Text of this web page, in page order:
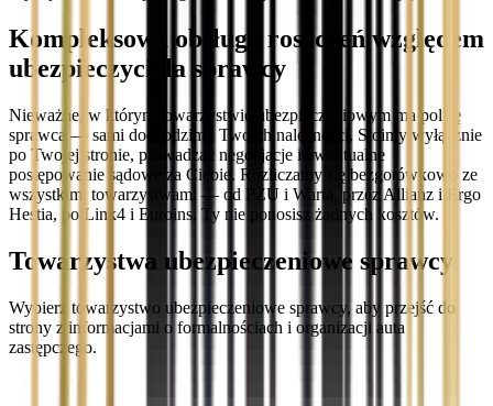
Kompleksowa obsługa roszczeń względem
ubezpieczyciela sprawcy
Nieważne, w którym towarzystwie ubezpieczeniowym ma polisę
sprawca — sami dochodzimy Twoich należności. Stoimy wyłącznie
po Twojej stronie, prowadząc negocjacje i ewentualne
postępowanie sądowe za Ciebie. Rozliczamy się bezgotówkowo ze
wszystkimi towarzystwami — od PZU i Warta, przez Allianz i Ergo
Hestia, po Link4 i Euroins. Ty nie ponosisz żadnych kosztów.
Towarzystwa ubezpieczeniowe sprawcy
Wybierz towarzystwo ubezpieczeniowe sprawcy, aby przejść do
strony z informacjami o formalnościach i organizacji auta
zastępczego.